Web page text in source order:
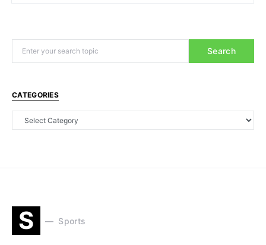
Search
CATEGORIES
S Sports